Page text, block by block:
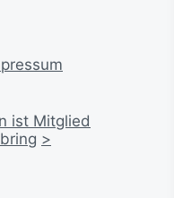
ist Mitglied
>